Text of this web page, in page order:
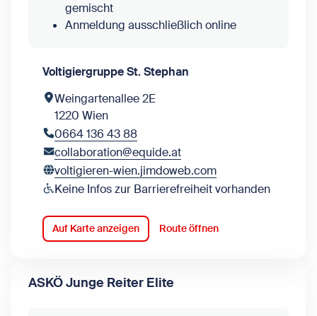
gemischt
Anmeldung ausschließlich online
Voltigiergruppe St. Stephan
Weingartenallee 2E
1220 Wien
0664 136 43 88
collaboration@equide.at
voltigieren-wien.jimdoweb.com
Keine Infos zur Barrierefreiheit vorhanden
Auf Karte anzeigen Route öffnen
ASKÖ Junge Reiter Elite